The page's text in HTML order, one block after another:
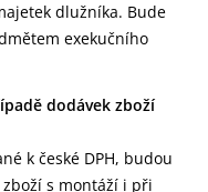
dlužníka. Bude
exekučního
dodávek zboží
k české DPH, budou
s montáží i při